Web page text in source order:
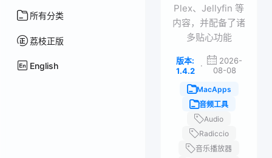
所有分类
荔枝正版
English
Plex、Jellyfin 等
内容，并配备了诸
多贴心功能
版本:
1.4.2
·
2026-
08-08
MacApps
音频工具
Audio
Radiccio
音乐播放器